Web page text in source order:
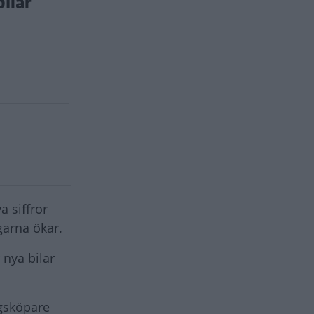
siffror
ökar.
bilar